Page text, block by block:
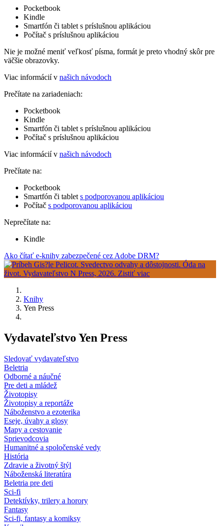
Pocketbook
Kindle
Smartfón či tablet s príslušnou aplikáciou
Počítač s príslušnou aplikáciou
Nie je možné meniť veľkosť písma, formát je preto vhodný skôr pre
väčšie obrazovky.
Viac informácií v našich návodoch
Prečítate na zariadeniach:
Pocketbook
Kindle
Smartfón či tablet s príslušnou aplikáciou
Počítač s príslušnou aplikáciou
Viac informácií v našich návodoch
Prečítate na:
Pocketbook
Smartfón či tablet s podporovanou aplikáciou
Počítač s podporovanou aplikáciou
Neprečítate na:
Kindle
Ako čítať e-knihy zabezpečené cez Adobe DRM?
Knihy
Yen Press
Vydavateľstvo Yen Press
Sledovať vydavateľstvo
Beletria
Odborné a náučné
Pre deti a mládež
Životopisy
Životopisy a reportáže
Náboženstvo a ezoterika
Eseje, úvahy a glosy
Mapy a cestovanie
Sprievodcovia
Humanitné a spoločenské vedy
História
Zdravie a životný štýl
Náboženská literatúra
Beletria pre deti
Sci-fi
Detektívky, trilery a horory
Fantasy
Sci-fi, fantasy a komiksy